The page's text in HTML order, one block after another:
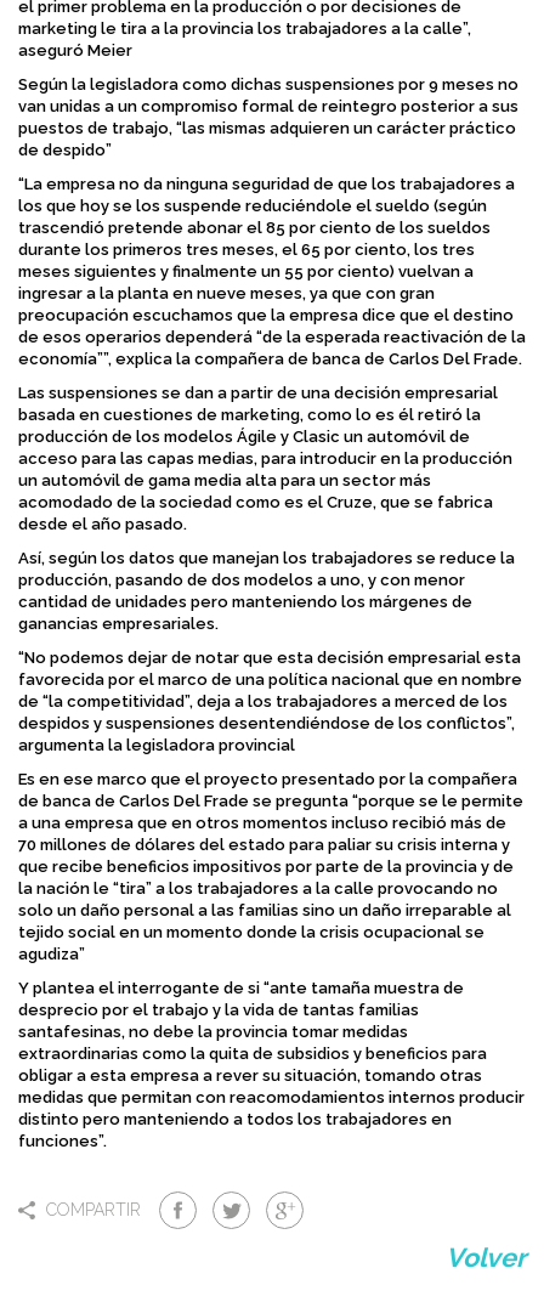
el primer problema en la producción o por decisiones de
marketing le tira a la provincia los trabajadores a la calle”,
aseguró Meier
Según la legisladora como dichas suspensiones por 9 meses no
van unidas a un compromiso formal de reintegro posterior a sus
puestos de trabajo, “las mismas adquieren un carácter práctico
de despido”
“La empresa no da ninguna seguridad de que los trabajadores a
los que hoy se los suspende reduciéndole el sueldo (según
trascendió pretende abonar el 85 por ciento de los sueldos
durante los primeros tres meses, el 65 por ciento, los tres
meses siguientes y finalmente un 55 por ciento) vuelvan a
ingresar a la planta en nueve meses, ya que con gran
preocupación escuchamos que la empresa dice que el destino
de esos operarios dependerá “de la esperada reactivación de la
economía””, explica la compañera de banca de Carlos Del Frade.
Las suspensiones se dan a partir de una decisión empresarial
basada en cuestiones de marketing, como lo es él retiró la
producción de los modelos Ágile y Clasic un automóvil de
acceso para las capas medias, para introducir en la producción
un automóvil de gama media alta para un sector más
acomodado de la sociedad como es el Cruze, que se fabrica
desde el año pasado.
Así, según los datos que manejan los trabajadores se reduce la
producción, pasando de dos modelos a uno, y con menor
cantidad de unidades pero manteniendo los márgenes de
ganancias empresariales.
“No podemos dejar de notar que esta decisión empresarial esta
favorecida por el marco de una política nacional que en nombre
de “la competitividad”, deja a los trabajadores a merced de los
despidos y suspensiones desentendiéndose de los conflictos”,
argumenta la legisladora provincial
Es en ese marco que el proyecto presentado por la compañera
de banca de Carlos Del Frade se pregunta “porque se le permite
a una empresa que en otros momentos incluso recibió más de
70 millones de dólares del estado para paliar su crisis interna y
que recibe beneficios impositivos por parte de la provincia y de
la nación le “tira” a los trabajadores a la calle provocando no
solo un daño personal a las familias sino un daño irreparable al
tejido social en un momento donde la crisis ocupacional se
agudiza”
Y plantea el interrogante de si “ante tamaña muestra de
desprecio por el trabajo y la vida de tantas familias
santafesinas, no debe la provincia tomar medidas
extraordinarias como la quita de subsidios y beneficios para
obligar a esta empresa a rever su situación, tomando otras
medidas que permitan con reacomodamientos internos producir
distinto pero manteniendo a todos los trabajadores en
funciones”.
COMPARTIR
Volver